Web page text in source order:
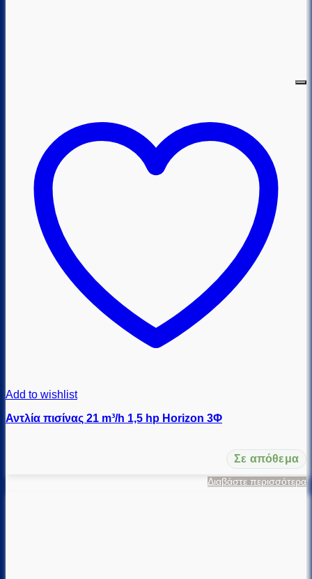
Add to wishlist
Αντλία πισίνας 21 m³/h 1,5 hp Horizon 3Φ
Σε απόθεμα
Διαβάστε περισσότερα